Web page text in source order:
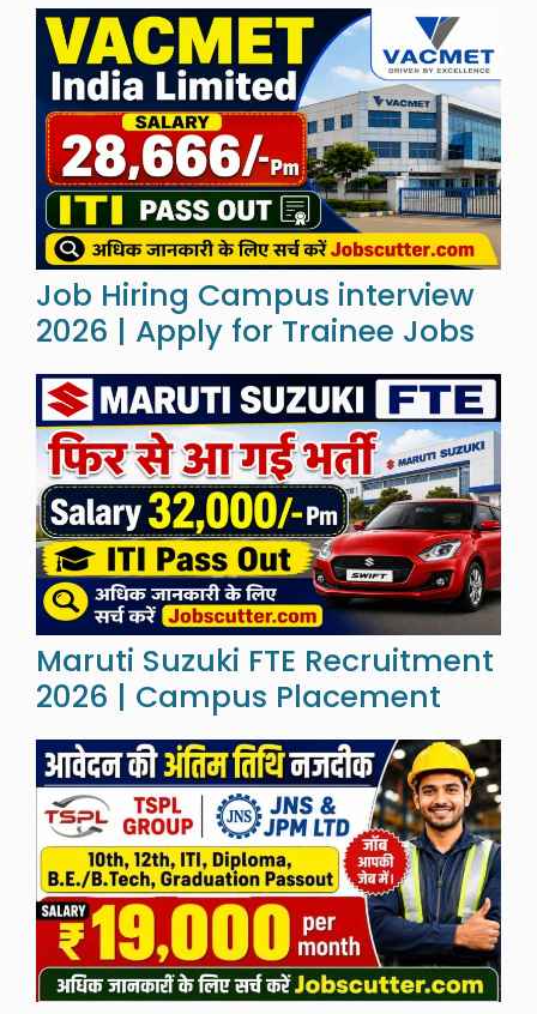
Job Hiring Campus interview
2026 | Apply for Trainee Jobs
Maruti Suzuki FTE Recruitment
2026 | Campus Placement